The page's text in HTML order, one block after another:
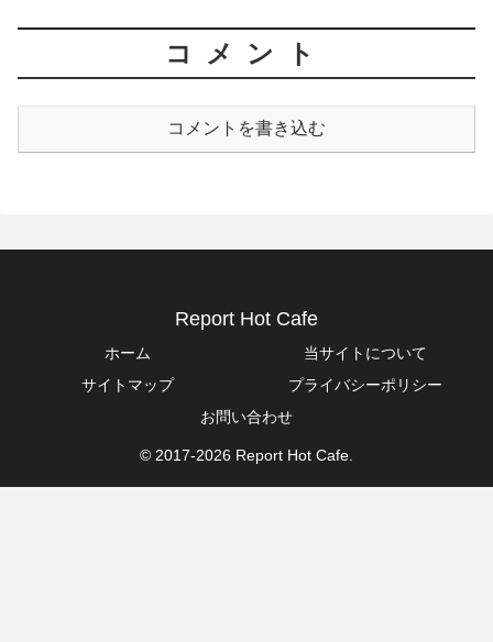
コメント
コメントを書き込む
Report Hot Cafe
ホーム
当サイトについて
サイトマップ
プライバシーポリシー
お問い合わせ
© 2017-2026 Report Hot Cafe.